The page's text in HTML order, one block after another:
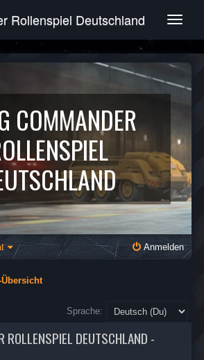
T
g
e
v
g
a
t
i
o
n
Rollenspiel Deutschland
COMMANDER
Anmelden
Übersicht
Sprache:
ROLLENSPIEL DEUTSCHLAND -